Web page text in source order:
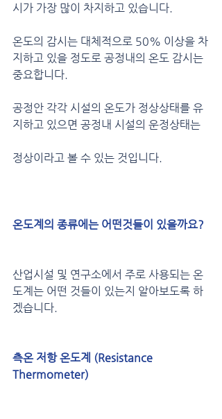
시가 가장 많이 차지하고 있습니다.
온도의 감시는 대체적으로 50% 이상을 차
지하고 있을 정도로 공정내의 온도 감시는
중요합니다.
공정안 각각 시설의 온도가 정상상태를 유
지하고 있으면 공정내 시설의 운정상태는
정상이라고 볼 수 있는 것입니다.
온도계의 종류에는 어떤것들이 있을까요?
산업시설 및 연구소에서 주로 사용되는 온
도계는 어떤 것들이 있는지 알아보도록 하
겠습니다.
측온 저항 온도계 (Resistance
Thermometer)